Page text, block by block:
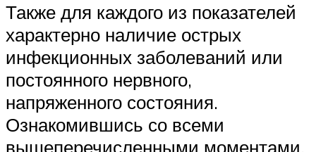
Также для каждого из показателей
характерно наличие острых
инфекционных заболеваний или
постоянного нервного,
напряженного состояния.
Ознакомившись со всеми
вышеперечисленными моментами,